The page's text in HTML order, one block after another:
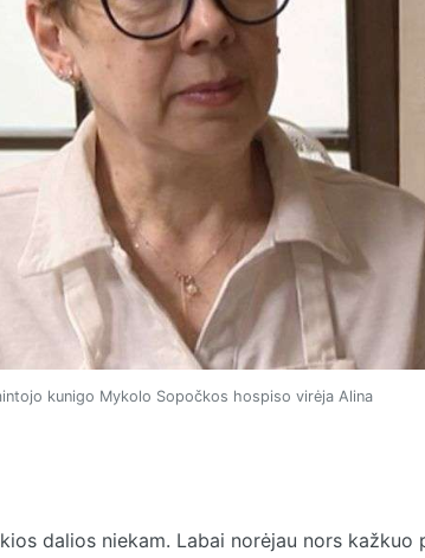
kunigo Mykolo Sopočkos hospiso virėja Alina
dalios niekam. Labai norėjau nors kažkuo